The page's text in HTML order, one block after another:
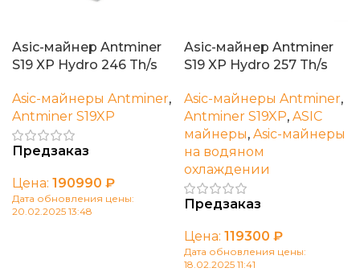
Asic-майнер Antminer
S19 XP Hydro 246 Th/s
Asic-майнеры Antminer,
Antminer S19XP
Предзаказ
Цена: 190990 ₽
Дата обновления цены:
20.02.2025 13:48
Asic-майнер Antminer
S19 XP Hydro 257 Th/s
Asic-майнеры Antminer,
Antminer S19XP, ASIC
майнеры, Asic-майнеры
на водяном
охлаждении
Предзаказ
Цена: 119300 ₽
Дата обновления цены:
18.02.2025 11:41